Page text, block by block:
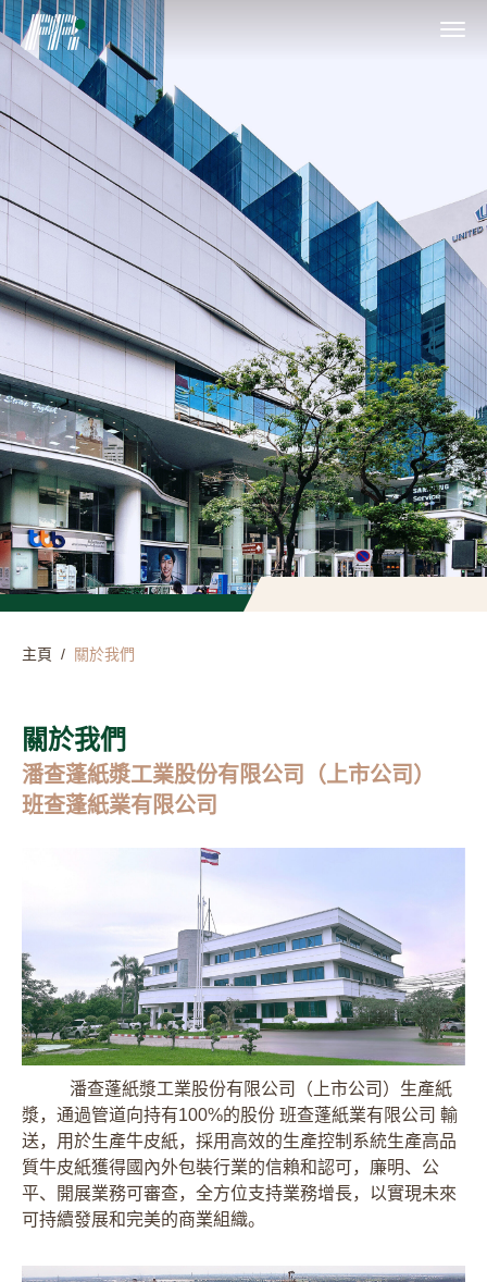
主頁 / 關於我們
關於我們
潘查蓬紙漿工業股份有限公司（上市公司）
班查蓬紙業有限公司
潘查蓬紙漿工業股份有限公司（上市公司）生產紙
漿，通過管道向持有100%的股份 班查蓬紙業有限公司 輸
送，用於生產牛皮紙，採用高效的生產控制系統生產高品
質牛皮紙獲得國內外包裝行業的信賴和認可，廉明、公
平、開展業務可審查，全方位支持業務增長，以實現未來
可持續發展和完美的商業組織。